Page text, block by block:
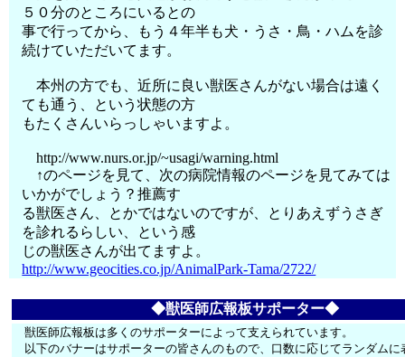
５０分のところにいるとの
事で行ってから、もう４年半も犬・うさ・鳥・ハムを診
続けていただいてます。
本州の方でも、近所に良い獣医さんがない場合は遠く
ても通う、という状態の方
もたくさんいらっしゃいますよ。
http://www.nurs.or.jp/~usagi/warning.html
↑のページを見て、次の病院情報のページを見てみては
いかがでしょう？推薦す
る獣医さん、とかではないのですが、とりあえずうさぎ
を診れるらしい、という感
じの獣医さんが出てますよ。
http://www.geocities.co.jp/AnimalPark-Tama/2722/
◆獣医師広報板サポーター◆
獣医師広報板は多くのサポーターによって支えられています。
以下のバナーはサポーターの皆さんのもので、口数に応じてランダムに